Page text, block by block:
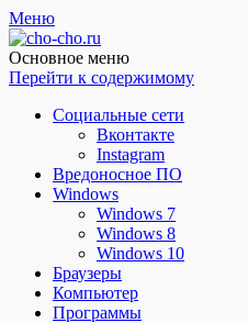
Меню
Чо?! Чо?!
Основное меню
Перейти к содержимому
Социальные сети
Вконтакте
Instagram
Вредоносное ПО
Windows
Windows 7
Windows 8
Windows 10
Браузеры
Компьютер
Программы